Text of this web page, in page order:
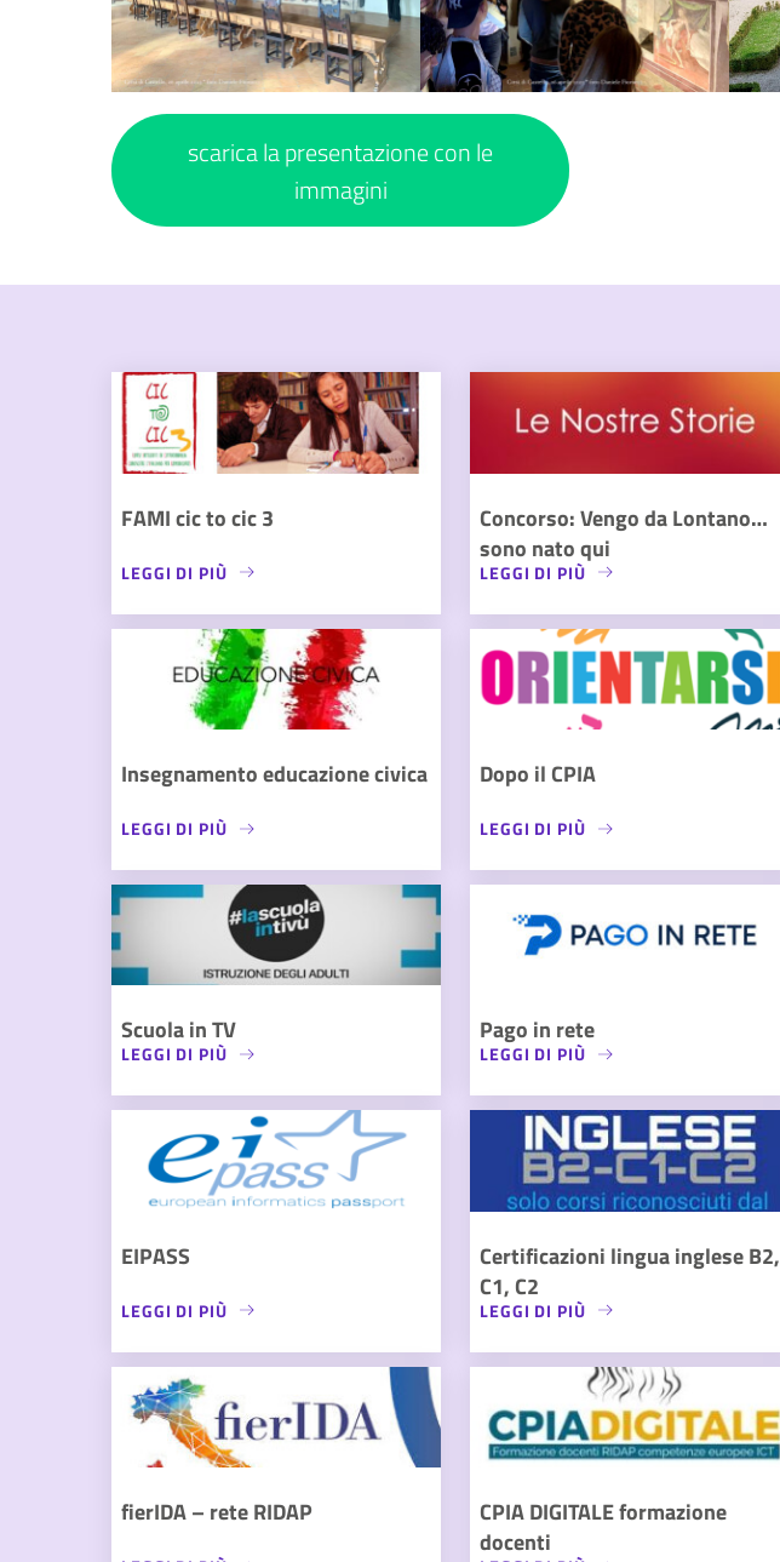
scarica la presentazione con le
immagini
FAMI cic to cic 3
LEGGI DI PIÙ
Concorso: Vengo da Lontano…
sono nato qui
LEGGI DI PIÙ
Insegnamento educazione civica
LEGGI DI PIÙ
Dopo il CPIA
LEGGI DI PIÙ
Scuola in TV
LEGGI DI PIÙ
Pago in rete
LEGGI DI PIÙ
EIPASS
LEGGI DI PIÙ
Certificazioni lingua inglese B2,
C1, C2
LEGGI DI PIÙ
fierIDA – rete RIDAP
CPIA DIGITALE formazione
docenti